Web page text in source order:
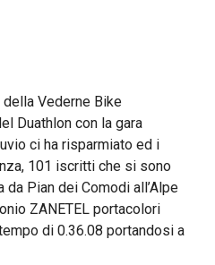
della Vederne Bike
Duathlon con la gara
ci ha risparmiato ed i
101 iscritti che si sono
Pian dei Comodi all’Alpe
ZANETEL portacolori
di 0.36.08 portandosi a